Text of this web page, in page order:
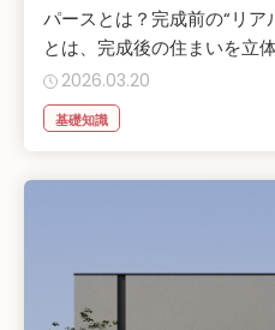
パースとは？完成前の“リア
とは、完成後の住まいを立
2026.03.20
基礎知識